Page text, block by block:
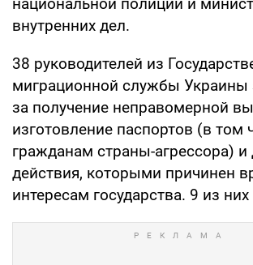
внутренних дел.
38 руководителей из
миграционной службы Украины
за получение неправомерной
изготовление паспортов (в том
гражданам страны-агрессора) и
действия, которыми причинен
интересам государства. 9 из